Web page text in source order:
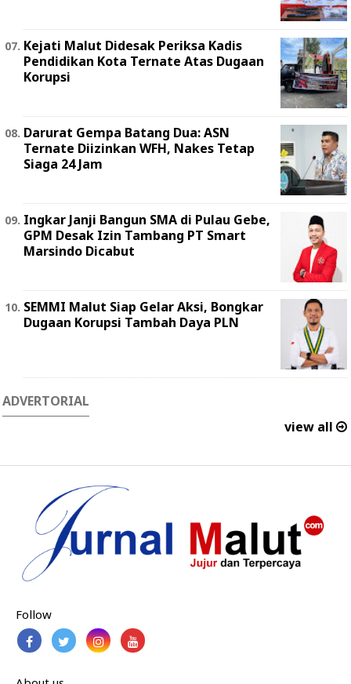
Kejati Malut Didesak Periksa Kadis
Pendidikan Kota Ternate Atas Dugaan
Korupsi
Darurat Gempa Batang Dua: ASN
Ternate Diizinkan WFH, Nakes Tetap
Siaga 24 Jam
Ingkar Janji Bangun SMA di Pulau Gebe,
GPM Desak Izin Tambang PT Smart
Marsindo Dicabut
SEMMI Malut Siap Gelar Aksi, Bongkar
Dugaan Korupsi Tambah Daya PLN
ADVERTORIAL
view all
Follow